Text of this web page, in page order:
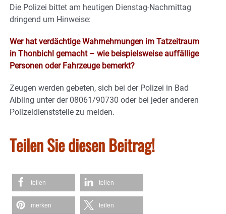
Die Polizei bittet am heutigen Dienstag-Nachmittag
dringend um Hinweise:
Wer hat verdächtige Wahrnehmungen im Tatzeitraum
in Thonbichl gemacht – wie beispielsweise auffällige
Personen oder Fahrzeuge bemerkt?
Zeugen werden gebeten, sich bei der Polizei in Bad
Aibling unter der 08061/90730 oder bei jeder anderen
Polizeidienststelle zu melden.
Teilen Sie diesen Beitrag!
teilen teilen
merken teilen